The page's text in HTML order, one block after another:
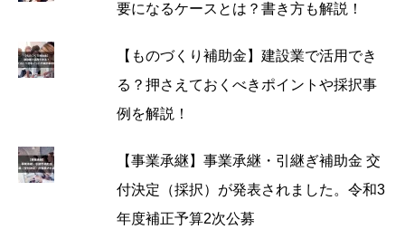
要になるケースとは？書き方も解説！
【ものづくり補助金】建設業で活用でき
る？押さえておくべきポイントや採択事
例を解説！
【事業承継】事業承継・引継ぎ補助金 交
付決定（採択）が発表されました。令和3
年度補正予算2次公募